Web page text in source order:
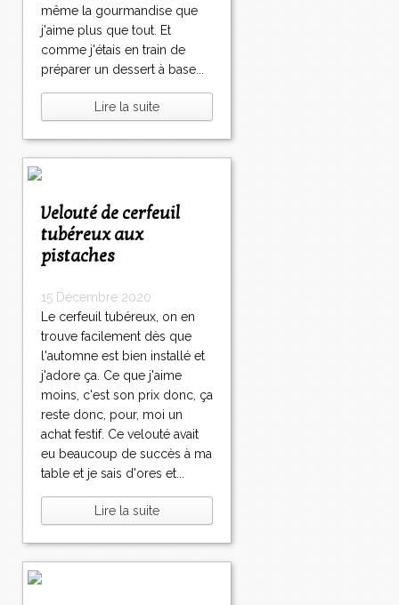
même la gourmandise que
j'aime plus que tout. Et
comme j'étais en train de
préparer un dessert à base...
Lire la suite
Velouté de cerfeuil
tubéreux aux
pistaches
15 Décembre 2020
Le cerfeuil tubéreux, on en
trouve facilement dès que
l'automne est bien installé et
j'adore ça. Ce que j'aime
moins, c'est son prix donc, ça
reste donc, pour, moi un
achat festif. Ce velouté avait
eu beaucoup de succès à ma
table et je sais d'ores et...
Lire la suite